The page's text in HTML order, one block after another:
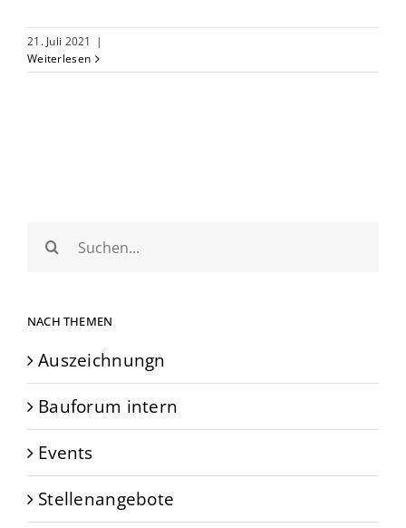
21. Juli 2021
|
Weiterlesen
Suche
nach:
NACH THEMEN
Auszeichnungn
Bauforum intern
Events
Stellenangebote